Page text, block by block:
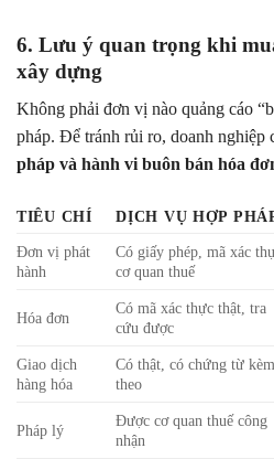
6. Lưu ý quan trọng khi
xây dựng
Không phải đơn vị nào quảng cáo
pháp. Để tránh rủi ro, doanh nghiệp
pháp và hành vi buôn bán hóa
TIÊU CHÍ DỊCH VỤ HỢP
Đơn vị phát
hành
Có giấy phép, mã xác
cơ quan thuế
Hóa đơn
Có mã xác thực thật, tra
cứu được
Giao dịch
hàng hóa
Có thật, có chứng từ kèm
theo
Pháp lý
Được cơ quan thuế công
nhận